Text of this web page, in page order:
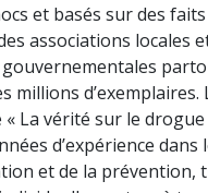
et basés sur des
associations locales
millions d’exemplaires.
La vérité sur le
d’expérience dans
et de la prévention,